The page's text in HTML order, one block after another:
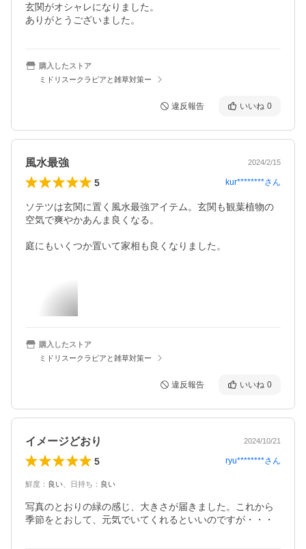
玄関がオシャレになりました。
ありがとうございました。
購入したストア
ミドリスークラピアと雑草対策ー
違反報告 いいね 0
風水最強 2024/2/15
5 kur********さん
ソテツは玄関に置く風水最強アイテム。玄関も観葉植物の
空気で爽やかあんま良くなる。
庭にもいくつか置いて家相も良くなりました。
購入したストア
ミドリスークラピアと雑草対策ー
違反報告 いいね 0
イメージどおり 2024/10/21
5 ryu********さん
鮮度 ： 良い 日持ち ： 良い
写真のとおりの緑の感じ、大きさが届きました。これから